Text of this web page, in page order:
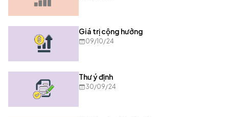
Giá trị cộng hưởng
09/10/24
Thư ý định
30/09/24